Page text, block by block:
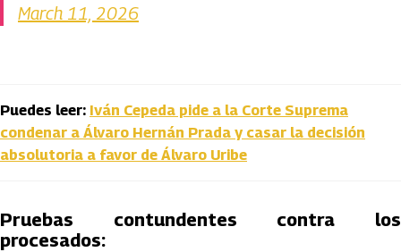
March 11, 2026
Puedes leer: Iván Cepeda pide a la Corte Suprema
condenar a Álvaro Hernán Prada y casar la decisión
absolutoria a favor de Álvaro Uribe
Pruebas contundentes contra los
procesados: